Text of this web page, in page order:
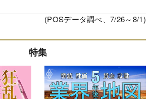
(POSデータ調べ、7/26～8/1)
特集